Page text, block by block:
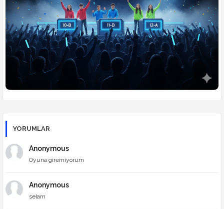
🎮 Ders Arası Oyunlar
YORUMLAR
Anonymous
Oyuna giremiyorum
Anonymous
selam